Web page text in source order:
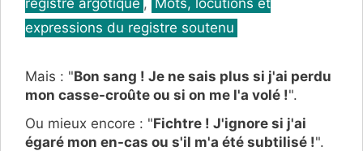
registre argotique , Mots, locutions et
expressions du registre soutenu
Mais : "Bon sang ! Je ne sais plus si j'ai perdu
mon casse-croûte ou si on me l'a volé !".
Ou mieux encore : "Fichtre ! J'ignore si j'ai
égaré mon en-cas ou s'il m'a été subtilisé !".